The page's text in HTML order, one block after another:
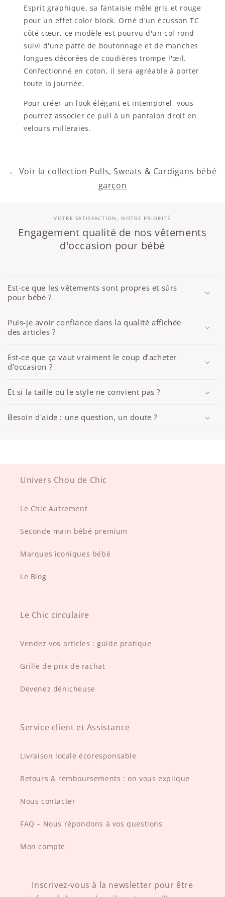
Esprit graphique, sa fantaisie mêle gris et rouge
pour un effet color block. Orné d'un écusson TC
côté cœur, ce modèle est pourvu d'un col rond
suivi d'une patte de boutonnage et de manches
longues décorées de coudières trompe l'œil.
Confectionné en coton, il sera agréable à porter
toute la journée.
Pour créer un look élégant et intemporel, vous
pourrez associer ce pull à un pantalon droit en
velours milleraies.
← Voir la collection Pulls, Sweats & Cardigans bébé
garçon
VOTRE SATISFACTION, NOTRE PRIORITÉ
Engagement qualité de nos vêtements
d'occasion pour bébé
Est-ce que les vêtements sont propres et sûrs
pour bébé ?
Puis-je avoir confiance dans la qualité affichée
des articles ?
Est-ce que ça vaut vraiment le coup d’acheter
d’occasion ?
Et si la taille ou le style ne convient pas ?
Besoin d'aide : une question, un doute ?
Univers Chou de Chic
Le Chic Autrement
Seconde main bébé premium
Marques iconiques bébé
Le Blog
Le Chic circulaire
Vendez vos articles : guide pratique
Grille de prix de rachat
Devenez dénicheuse
Service client et Assistance
Livraison locale écoresponsable
Retours & remboursements : on vous explique
Nous contacter
FAQ – Nous répondons à vos questions
Mon compte
Inscrivez-vous à la newsletter pour être